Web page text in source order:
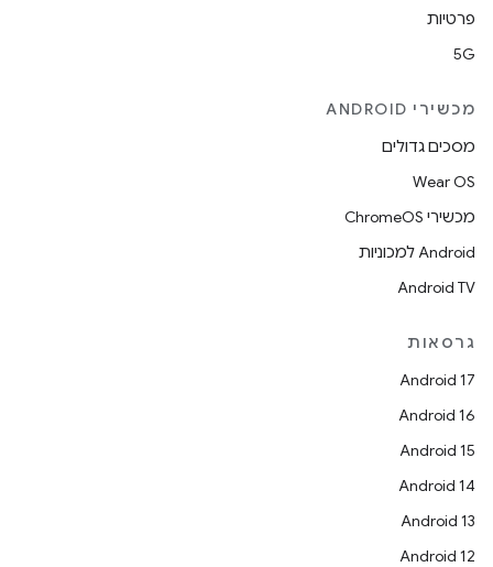
פרטיות
5G
מכשירי ANDROID
מסכים גדולים
Wear OS
מכשירי ChromeOS
Android למכוניות
Android TV
גרסאות
Android 17
Android 16
Android 15
Android 14
Android 13
Android 12